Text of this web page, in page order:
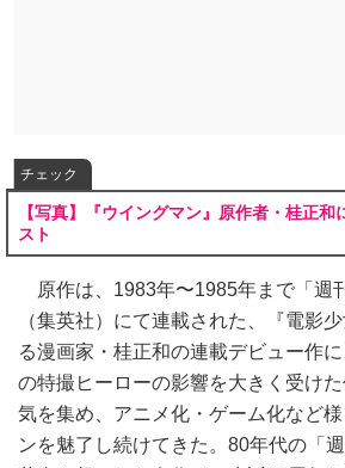
チェック
【写真】『ウイングマン』原作者・桂正和
スト
原作は、1983年〜1985年まで「週
（集英社）にて連載された、『電影
る漫画家・桂正和の連載デビュー作
の特撮ヒーローの影響を大きく受け
気を集め、アニメ化・ゲーム化など
ンを魅了し続けてきた。80年代の「